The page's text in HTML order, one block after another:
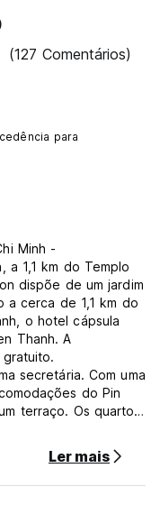
(127 Comentários)
para
Minh -
a 1,1 km do Templo
dispõe de um jardim
a cerca de 1,1 km do
o hotel cápsula
Thanh. A
secretária. Com uma
do Pin
terraço. Os quartos
na propriedade.
receção.
do alojamento
Restos de Guerra
Ler mais